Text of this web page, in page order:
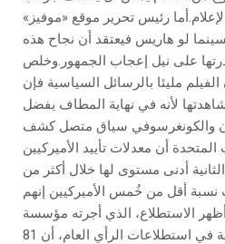
رئيس تحرير موقع «موفيز»
لو هاريس فيعتقد أن نجاح هذه
على نيل إعجاب الجمهور.وخلص
مليئا بالرسائل السياسية فإن
لأنه في نهاية المطاف يفضل
والكونغرسوفي سياق متصل كشف
أن معدلات تأييد الأميركيين
أدنى مستوى لها خلال أكثر من
نسبة أقل من خُمس الأميركيين إنهم
الاستطلاع، الذي أجرته مؤسسة
«غالوب» الأميركية المتخصصة في استطلاعات الرأي العام، أن 81